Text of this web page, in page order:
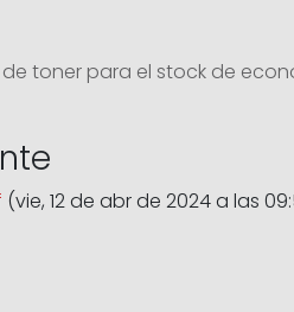
de toner para el stock de
(vie, 12 de abr de 2024 a las